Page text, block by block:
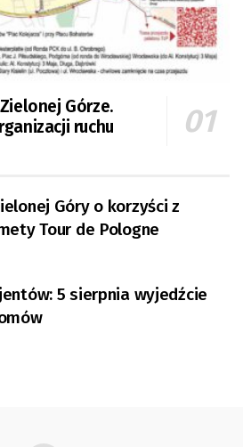
Górze.
ruchu
Góry o korzyści z
Tour de Pologne
5 sierpnia wyjedźcie